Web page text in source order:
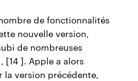
de fonctionnalités
nouvelle version,
de nombreuses
[14 ]. Apple a alors
la version précédente,